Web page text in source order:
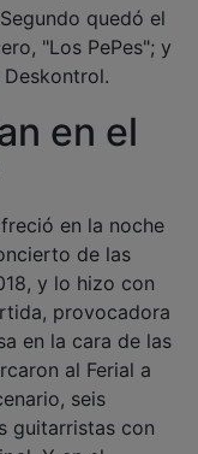
"Los PePes"; y
en el
de las
y lo hizo con
provocadora
en la cara de las
al Ferial a
seis
guitarristas con
Y en el